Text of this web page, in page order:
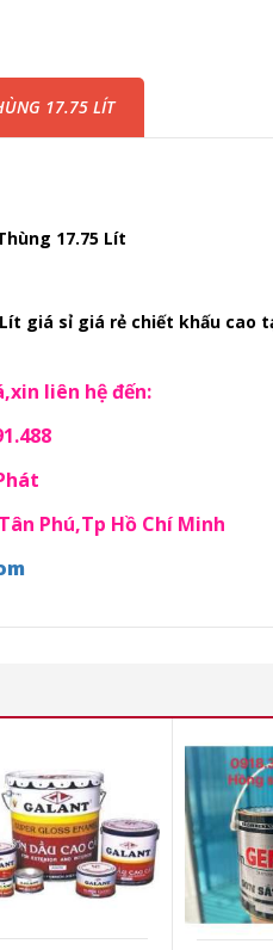
17.75 LÍT
17.75 Lít
Lít giá sỉ giá rẻ chiết khấu cao
liên hệ đến:
Phú,Tp Hồ Chí Minh